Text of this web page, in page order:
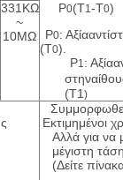
Ρ0(Τ1 -Τ0)
Ρ0:
(Τ0).
Ρ1 :
(T1)
331KΩ
~
10MΩ
Εκτιμημένοι
Αλλά για να
μέγιστη
(Δείτε